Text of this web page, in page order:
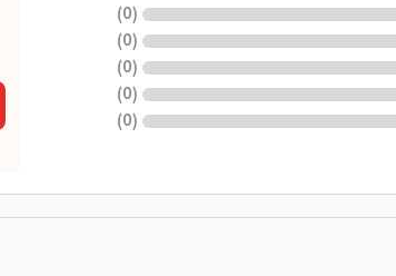
(
0
)
(
0
)
(
0
)
(
0
)
(
0
)